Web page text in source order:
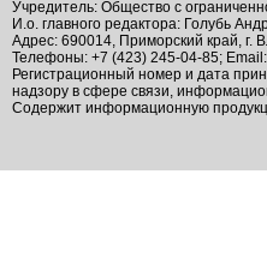
Учредитель: Общество с
И.о. главного редактора: Голубь
Адрес: 690014, Приморский край, г.
Телефоны: +7 (423) 245-04-85; Email:
Регистрационный номер и дата
надзору в сфере связи,
Содержит информационную